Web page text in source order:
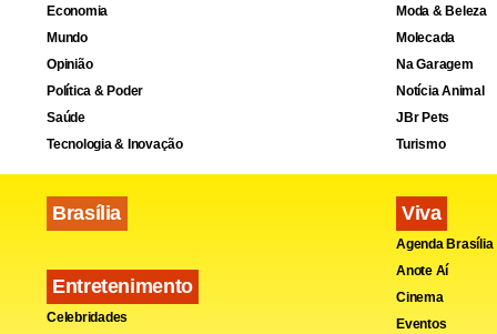
Economia
Mundo
Opinião
Política & Poder
Saúde
Tecnologia & Inovação
Brasília
Entretenimento
Celebridades
Moda & Beleza
Molecada
Na Garagem
Notícia Animal
JBr Pets
Turismo
Viva
Agenda Brasília
Anote Aí
Cinema
Eventos